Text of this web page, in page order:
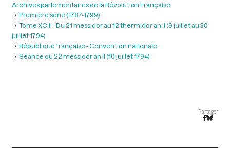
Archives parlementaires de la Révolution Française
Première série (1787-1799)
Tome XCIII - Du 21 messidor au 12 thermidor an II (9 juillet au 30
juillet 1794)
République française - Convention nationale
Séance du 22 messidor an II (10 juillet 1794)
Partager